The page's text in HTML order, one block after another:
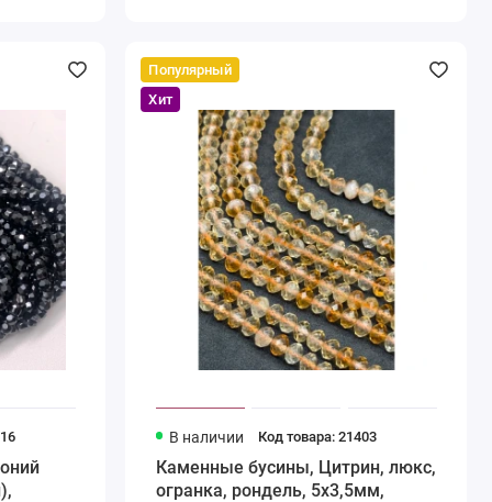
Популярный
Хит
В наличии Код товара: 21403
Каменные бусины, Цитрин, люкс,
огранка, рондель, 5х3,5мм,